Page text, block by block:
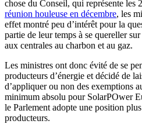
chose du Conseil, qui représente les
réunion houleuse en décembre, les
effet montré peu d’intérêt pour la
partie de leur temps à se quereller
aux centrales au charbon et au gaz.
Les ministres ont donc évité de se
producteurs d’énergie et décidé de
d’appliquer ou non des exemptions
minimum absolu pour SolarPOwer
le Parlement adopte une position
producteurs.